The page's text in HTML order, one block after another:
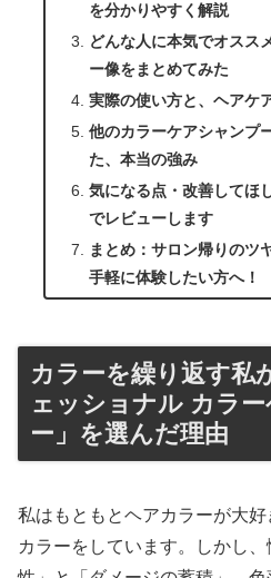
を分かりやすく解説
どんな人に本気でオス
ー像をまとめてみた
実際の使い方と、ヘアケ
他のカラーケアシャンプ
た、本当の強み
気になる点・改善して
でレビューします
まとめ：サロン帰りのツ
手軽に体験したい方へ！
カラーを繰り返す私
ェッショナル カラ
ー」を選んだ理由
私はもともとヘアカラーが大
カラーをしています。しかし